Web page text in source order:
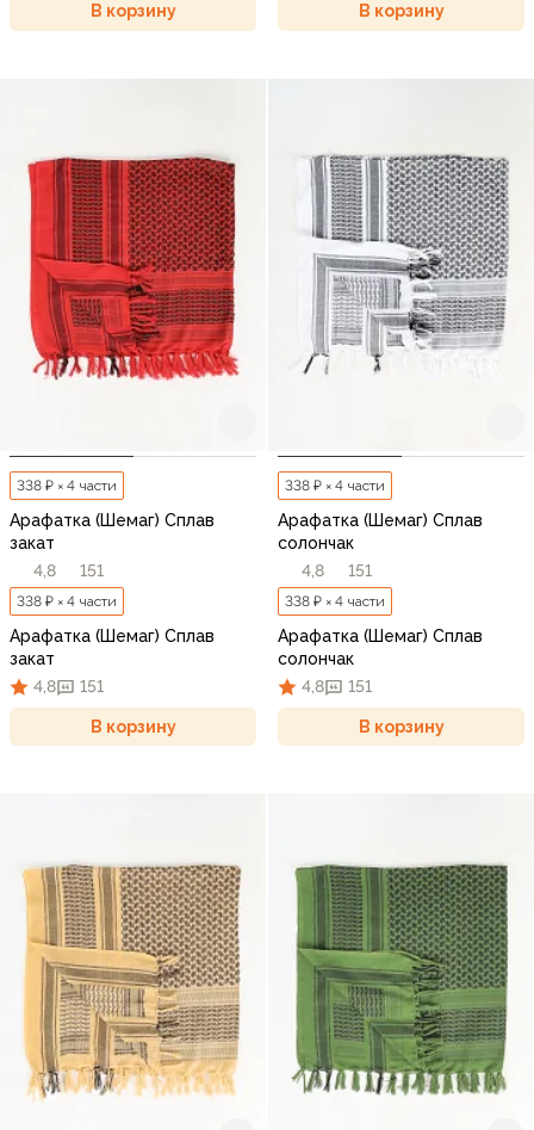
В корзину В корзину
338 ₽ × 4 части
Арафатка (Шемаг) Сплав
закат
4,8
151
338 ₽ × 4 части
Арафатка (Шемаг) Сплав
закат
4,8
151
В корзину
338 ₽ × 4 части
Арафатка (Шемаг) Сплав
солончак
4,8
151
338 ₽ × 4 части
Арафатка (Шемаг) Сплав
солончак
4,8
151
В корзину